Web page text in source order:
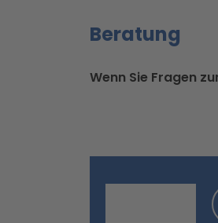
Beratung
Wenn Sie Fragen